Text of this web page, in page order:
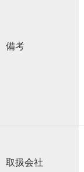
備考
取扱会社